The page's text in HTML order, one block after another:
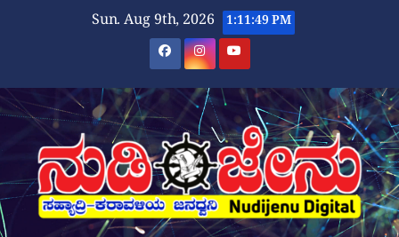
Sun. Aug 9th, 2026 1:11:50 PM